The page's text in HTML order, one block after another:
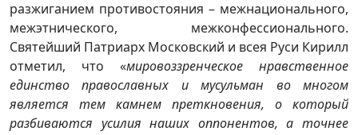
разжиганием противостояния – межнационального,
межэтнического, межконфессионального.
Святейший Патриарх Московский и всея Руси Кирилл
отметил, что «мировоззренческое нравственное
единство православных и мусульман во многом
является тем камнем преткновения, о который
разбиваются усилия наших оппонентов,а точнее